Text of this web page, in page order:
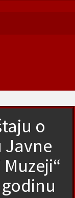
o
Javne